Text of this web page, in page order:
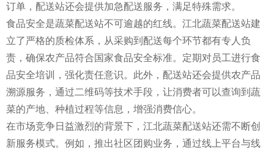
订单，配送站还会提供加急配送服务，满足特殊需求。
食品安全是蔬菜配送站不可逾越的红线。江北蔬菜配送站建
立了严格的质检体系，从采购到配送每个环节都有专人负
责，确保农产品符合国家食品安全标准。定期对员工进行食
品安全培训，强化责任意识。此外，配送站还会提供农产品
溯源服务，通过二维码等技术手段，让消费者可以查询到蔬
菜的产地、种植过程等信息，增强消费信心。
在市场竞争日益激烈的背景下，江北蔬菜配送站还需不断创
新服务模式。例如，推出社区团购业务，通过线上平台与线